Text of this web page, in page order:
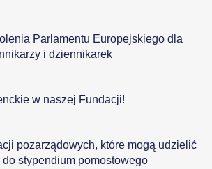
Parlamentu Europejskiego dla
i dziennikarek
w naszej Fundacji!
pozarządowych, które mogą udzielić
stypendium pomostowego